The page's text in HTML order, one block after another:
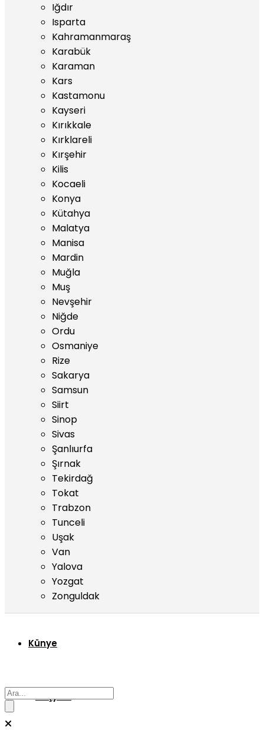
Iğdır
Isparta
Kahramanmaraş
Karabük
Karaman
Kars
Kastamonu
Kayseri
Kırıkkale
Kırklareli
Kırşehir
Kilis
Kocaeli
Konya
Kütahya
Malatya
Manisa
Mardin
Muğla
Muş
Nevşehir
Niğde
Ordu
Osmaniye
Rize
Sakarya
Samsun
Siirt
Sinop
Sivas
Şanlıurfa
Şırnak
Tekirdağ
Tokat
Trabzon
Tunceli
Uşak
Van
Yalova
Yozgat
Zonguldak
Künye
Başyazı